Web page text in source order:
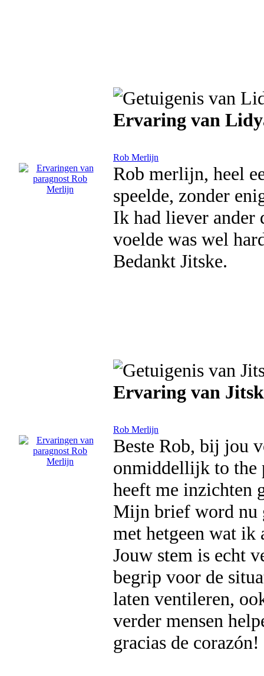
Ervaring van
Rob Merlijn
Rob merlijn, heel
speelde, zonder
Ik had liever ander
voelde was wel
Bedankt Jitske.
Ervaring van
Rob Merlijn
Beste Rob, bij jou
onmiddellijk to the
heeft me inzichten
Mijn brief word nu
met hetgeen wat ik
Jouw stem is echt
begrip voor de
laten ventileren,
verder mensen
gracias de corazón!